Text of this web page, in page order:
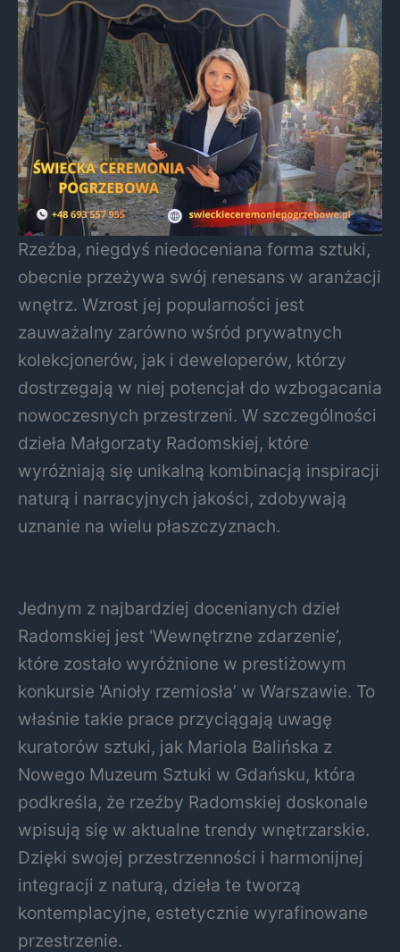
Rzeźba, niegdyś niedoceniana forma sztuki,
obecnie przeżywa swój renesans w aranżacji
wnętrz. Wzrost jej popularności jest
zauważalny zarówno wśród prywatnych
kolekcjonerów, jak i deweloperów, którzy
dostrzegają w niej potencjał do wzbogacania
nowoczesnych przestrzeni. W szczególności
dzieła Małgorzaty Radomskiej, które
wyróżniają się unikalną kombinacją inspiracji
naturą i narracyjnych jakości, zdobywają
uznanie na wielu płaszczyznach.
Jednym z najbardziej docenianych dzieł
Radomskiej jest 'Wewnętrzne zdarzenie’,
które zostało wyróżnione w prestiżowym
konkursie 'Anioły rzemiosła’ w Warszawie. To
właśnie takie prace przyciągają uwagę
kuratorów sztuki, jak Mariola Balińska z
Nowego Muzeum Sztuki w Gdańsku, która
podkreśla, że rzeźby Radomskiej doskonale
wpisują się w aktualne trendy wnętrzarskie.
Dzięki swojej przestrzenności i harmonijnej
integracji z naturą, dzieła te tworzą
kontemplacyjne, estetycznie wyrafinowane
przestrzenie.